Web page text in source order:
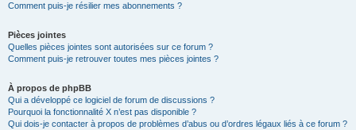
Comment puis-je résilier mes abonnements ?
Pièces jointes
Quelles pièces jointes sont autorisées sur ce forum ?
Comment puis-je retrouver toutes mes pièces jointes ?
À propos de phpBB
Qui a développé ce logiciel de forum de discussions ?
Pourquoi la fonctionnalité X n’est pas disponible ?
Qui dois-je contacter à propos de problèmes d’abus ou d’ordres légaux liés à ce forum ?